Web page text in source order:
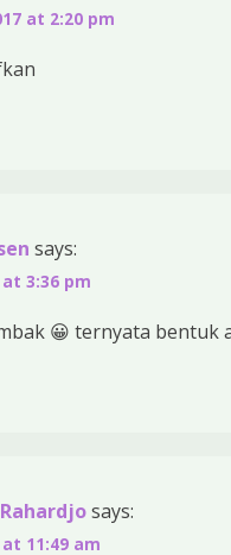
at 2:20 pm
says:
at 3:36 pm
😀 ternyata
says:
at 11:49 am